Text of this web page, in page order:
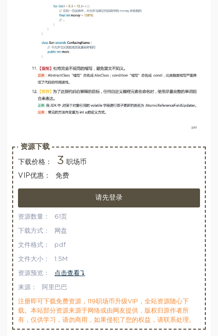
资源下载
下载价格： 3 职场币
VIP优惠：
免费
请先登录
资源数量： 61页
下载方式： 网盘
文件格式： pdf
文件大小： 1.5M
资源预览： 点击查看↴
来源： 阿里巴巴
注册即可下载免费资源，119职场币升级VIP，全站资源随心下
载。本站部分资源来源于网络或由网友提供，版权归原作者所
有，仅供学习，请勿商用，如果侵犯了您的权益，请联系处理。